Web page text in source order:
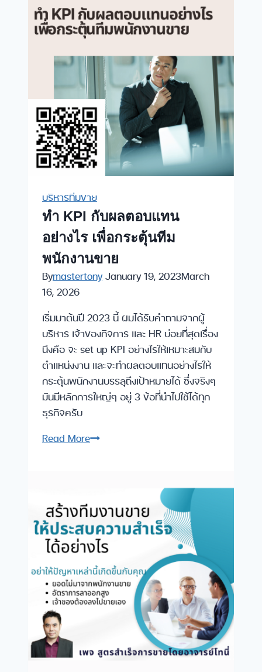
ขาย
บริหารทีมขาย
ทำ KPI กับผลตอบแทน
อย่างไร เพื่อกระตุ้นทีม
พนักงานขาย
Bymastertony January 19, 2023March
16, 2026
เริ่มมาต้นปี 2023 นี้ ผมได้รับคำถามจากผู้
บริหาร เจ้าของกิจการ และ HR บ่อยที่สุดเรื่อง
นึงคือ จะ set up KPI อย่างไรให้เหมาะสมกับ
ตำแหน่งงาน และจะทำผลตอบแทนอย่างไรให้
กระตุ้นพนักงานบรรลุถึงเป้าหมายได้ ซึ่งจริงๆ
มันมีหลักการใหญ่ๆ อยู่ 3 ข้อที่นำไปใช้ได้ทุก
ธุรกิจครับ
Read Moreทำ
อย่างไร
เพื่อ
กระตุ้น
ทีม
พนักงาน
ขาย